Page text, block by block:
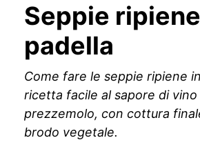
Seppie
padella
Come fare le seppie ripiene
ricetta facile al sapore di vino
prezzemolo, con cottura
brodo vegetale.